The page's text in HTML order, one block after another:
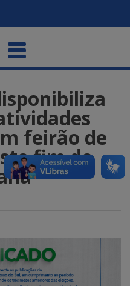
feirão de
fim de